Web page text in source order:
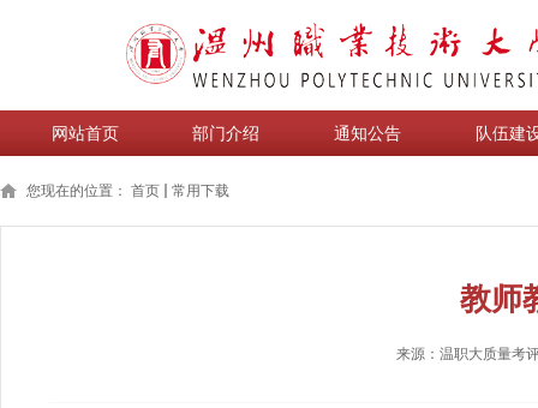
网站首页 部门介绍 通知公告 队伍建
您现在的位置： 首页 常用下载
教师
来源：温职大质量考